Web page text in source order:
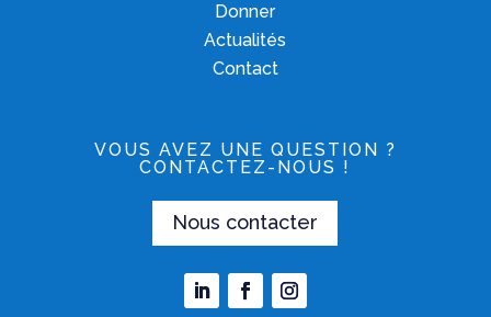
Donner
Actualités
Contact
VOUS AVEZ UNE QUESTION ?
CONTACTEZ-NOUS !
Nous contacter